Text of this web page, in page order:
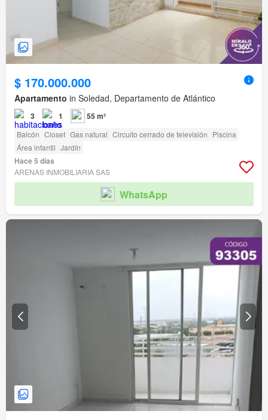
$ 170.000.000
Apartamento in Soledad, Departamento de Atlántico
3 1 55 m²
Balcón Closet Gas natural Circuito cerrado de televisión Piscina
Área infantil Jardín
Hace 5 días
ARENAS INMOBILIARIA SAS
WhatsApp